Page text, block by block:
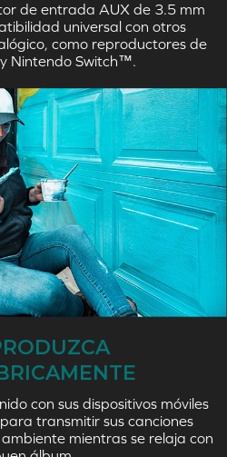
de entrada AUX de 3.5 mm
universal con otros
como reproductores de
Nintendo Switch™.
con sus dispositivos móviles
para transmitir sus canciones
mientras se relaja con